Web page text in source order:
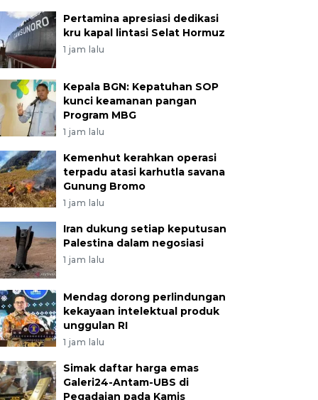
Pertamina apresiasi dedikasi
kru kapal lintasi Selat Hormuz
1 jam lalu
Kepala BGN: Kepatuhan SOP
kunci keamanan pangan
Program MBG
1 jam lalu
Kemenhut kerahkan operasi
terpadu atasi karhutla savana
Gunung Bromo
1 jam lalu
Iran dukung setiap keputusan
Palestina dalam negosiasi
1 jam lalu
Mendag dorong perlindungan
kekayaan intelektual produk
unggulan RI
1 jam lalu
Simak daftar harga emas
Galeri24-Antam-UBS di
Pegadaian pada Kamis